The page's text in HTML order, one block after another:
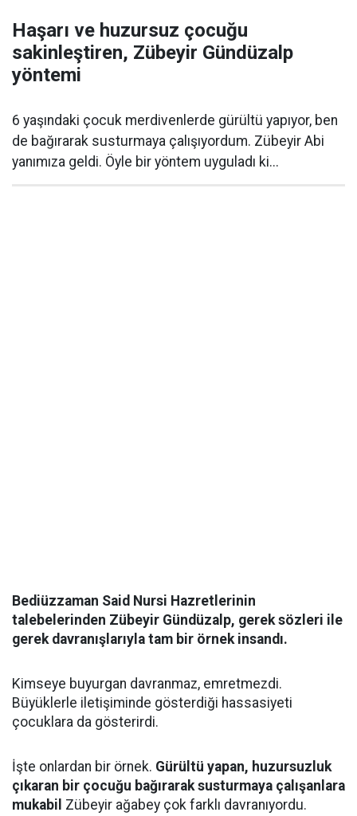
Haşarı ve huzursuz çocuğu
sakinleştiren, Zübeyir Gündüzalp
yöntemi
6 yaşındaki çocuk merdivenlerde gürültü yapıyor, ben
de bağırarak susturmaya çalışıyordum. Zübeyir Abi
yanımıza geldi. Öyle bir yöntem uyguladı ki...
Bediüzzaman Said Nursi Hazretlerinin
talebelerinden Zübeyir Gündüzalp, gerek sözleri ile
gerek davranışlarıyla tam bir örnek insandı.
Kimseye buyurgan davranmaz, emretmezdi.
Büyüklerle iletişiminde gösterdiği hassasiyeti
çocuklara da gösterirdi.
İşte onlardan bir örnek. Gürültü yapan, huzursuzluk
çıkaran bir çocuğu bağırarak susturmaya çalışanlara
mukabil Zübeyir ağabey çok farklı davranıyordu.